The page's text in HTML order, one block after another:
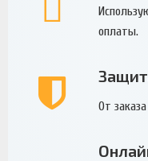
оплаты.
От